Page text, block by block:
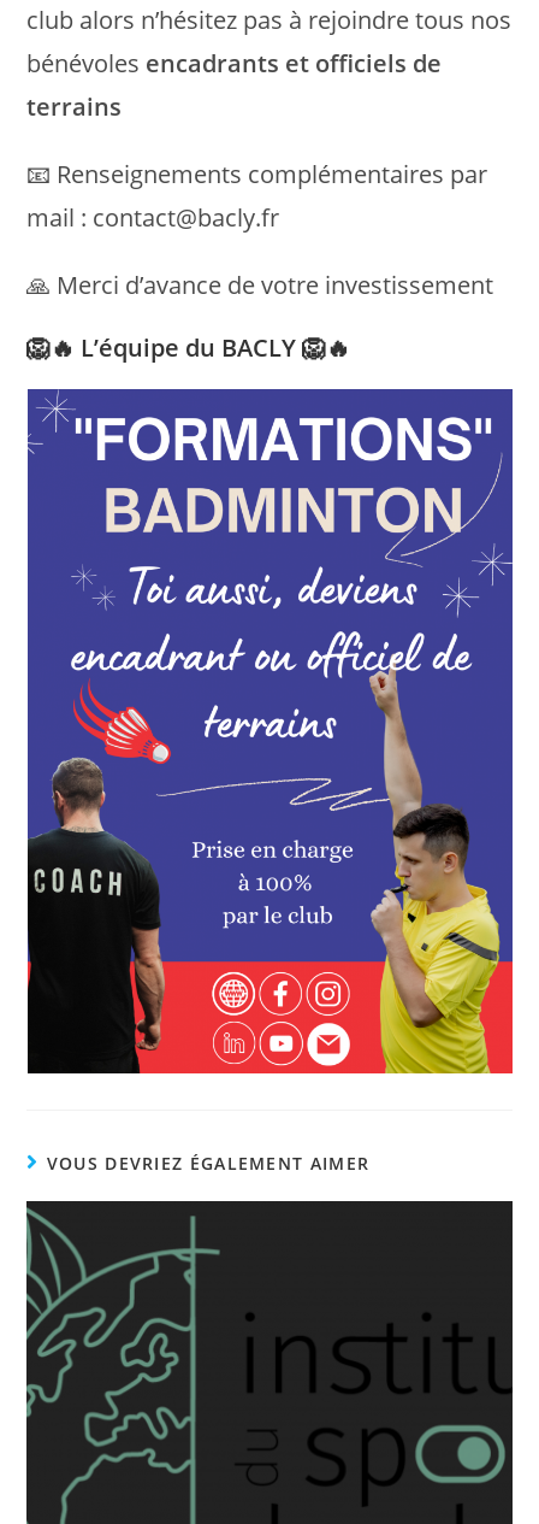
club alors n’hésitez pas à rejoindre tous nos
bénévoles encadrants et officiels de
terrains
📧 Renseignements complémentaires par
mail : contact@bacly.fr
🙏 Merci d’avance de votre investissement
🦁🔥 L’équipe du BACLY 🦁🔥
VOUS DEVRIEZ ÉGALEMENT AIMER